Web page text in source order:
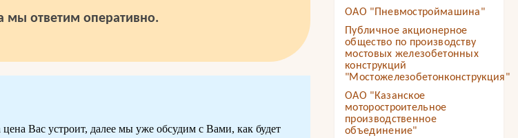
ответим оперативно.
Вас устроит, далее мы уже обсудим с Вами, как будет
ОАО "Пневмостроймашина"
Публичное акционерное
общество по производству
мостовых железобетонных
конструкций
"Мостожелезобетонконструкция"
ОАО "Казанское
моторостроительное
производственное
объединение"